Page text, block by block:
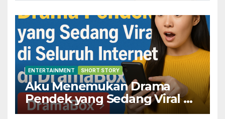
ENTERTAINMENT SHORT STORY
Aku Menemukan Drama
Pendek yang Sedang Viral di
Seluruh Internet di